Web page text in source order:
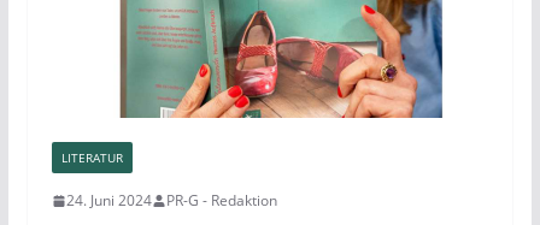
LITERATUR
24. Juni 2024 PR-G - Redaktion